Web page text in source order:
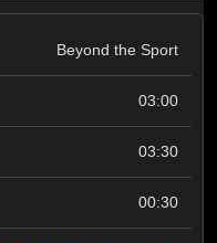
Beyond the Sport
03:00
03:30
00:30